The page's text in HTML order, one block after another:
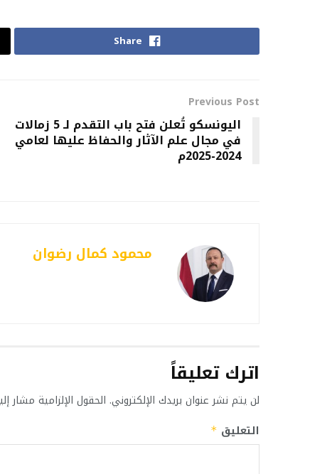
Share
Previous Post
اليونسكو تُعلن فتح باب التقدم لـ 5 زمالات
في مجال علم الآثار والحفاظ عليها لعامي
2024-2025م
محمود كمال رضوان
اترك تعليقاً
لن يتم نشر عنوان بريدك الإلكتروني. الحقول الإلزامية مشار
التعليق *